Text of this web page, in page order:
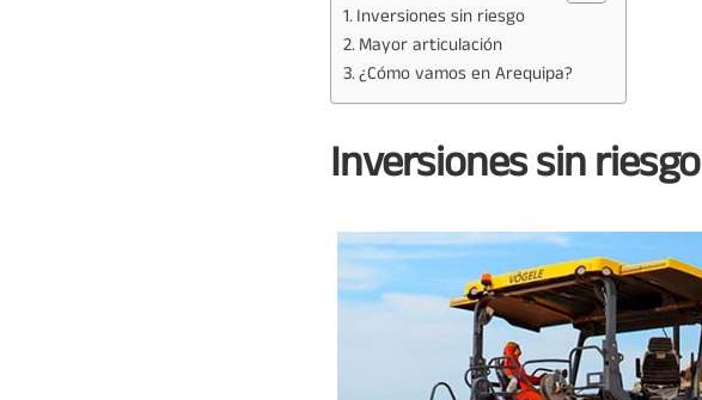
Inversiones sin riesgo
Mayor articulación
¿Cómo vamos en Arequipa?
Inversiones sin riesgo